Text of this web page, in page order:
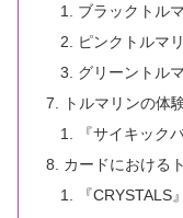
ブラックトル
ピンクトルマ
グリーントル
トルマリンの体
『サイキック
カードにおける
『CRYSTALS